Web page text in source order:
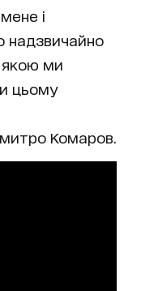
і
надзвичайно
якою ми
цьому
Комаров.